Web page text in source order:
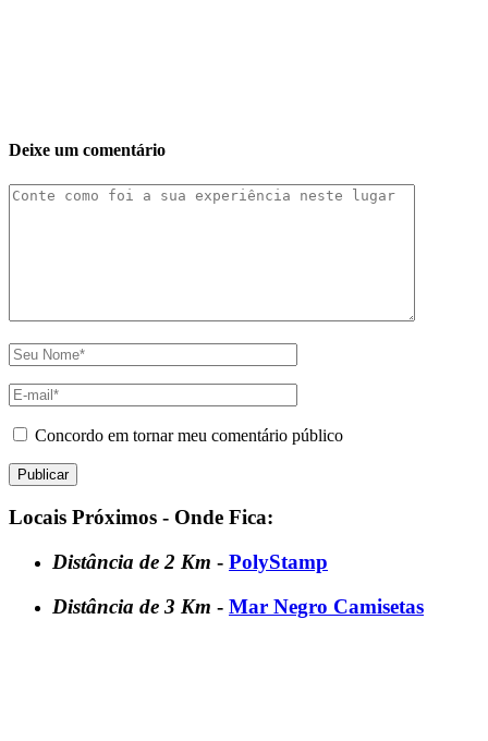
Deixe um comentário
Concordo em tornar meu comentário público
Locais Próximos - Onde Fica:
Distância de 2 Km - PolyStamp
Distância de 3 Km - Mar Negro Camisetas